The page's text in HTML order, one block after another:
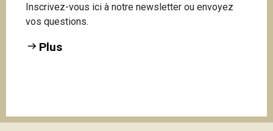
Inscrivez-vous ici à notre newsletter ou envoyez
vos questions.
Plus